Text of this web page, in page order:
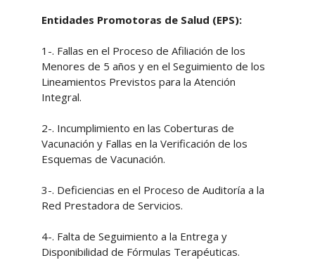
Entidades Promotoras de Salud (EPS):
1-. Fallas en el Proceso de Afiliación de los
Menores de 5 años y en el Seguimiento de los
Lineamientos Previstos para la Atención
Integral.
2-. Incumplimiento en las Coberturas de
Vacunación y Fallas en la Verificación de los
Esquemas de Vacunación.
3-. Deficiencias en el Proceso de Auditoría a la
Red Prestadora de Servicios.
4-. Falta de Seguimiento a la Entrega y
Disponibilidad de Fórmulas Terapéuticas.